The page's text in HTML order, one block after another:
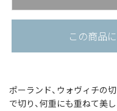
この商品
ポーランド、ウォヴィチの
で切り、何重にも重ねて美